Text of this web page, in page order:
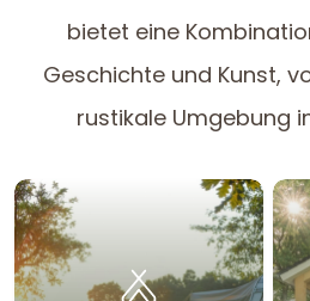
bietet eine
Geschichte und Kunst,
rustikale Umgebung